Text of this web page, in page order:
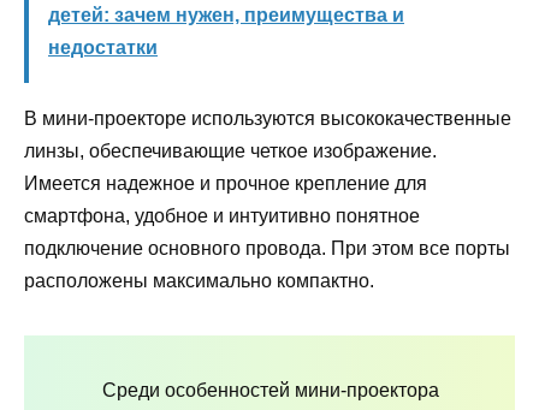
детей: зачем нужен, преимущества и
недостатки
В мини-проекторе используются высококачественные
линзы, обеспечивающие четкое изображение.
Имеется надежное и прочное крепление для
смартфона, удобное и интуитивно понятное
подключение основного провода. При этом все порты
расположены максимально компактно.
Среди особенностей мини-проектора